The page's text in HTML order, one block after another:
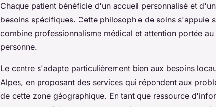
Chaque patient bénéficie d'un accueil personnalisé et
besoins spécifiques. Cette philosophie de soins s'appuie
combine professionnalisme médical et attention portée
personne.
Le centre s'adapte particulièrement bien aux besoins
Alpes, en proposant des services qui répondent aux
de cette zone géographique. En tant que ressource